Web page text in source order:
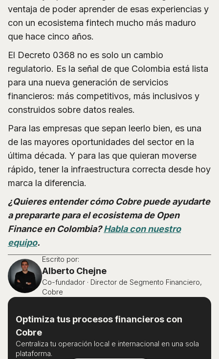
ventaja de poder aprender de esas experiencias y
con un ecosistema fintech mucho más maduro
que hace cinco años.
El Decreto 0368 no es solo un cambio
regulatorio. Es la señal de que Colombia está lista
para una nueva generación de servicios
financieros: más competitivos, más inclusivos y
construidos sobre datos reales.
Para las empresas que sepan leerlo bien, es una
de las mayores oportunidades del sector en la
última década. Y para las que quieran moverse
rápido, tener la infraestructura correcta desde hoy
marca la diferencia.
¿Quieres entender cómo Cobre puede ayudarte
a prepararte para el ecosistema de Open
Finance en Colombia?Habla con nuestro
equipo.
Escrito por:
Alberto Chejne
Co-fundador · Director de Segmento Financiero,
Cobre
Optimiza tus procesos financieros con
Cobre
Centraliza tu operación local e internacional en una sola
plataforma.